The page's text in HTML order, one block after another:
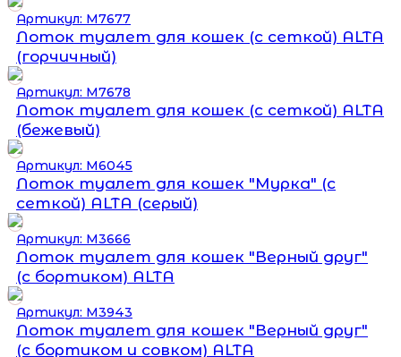
Артикул: М7677
Лоток туалет для кошек (с сеткой) ALTA
(горчичный)
Артикул: М7678
Лоток туалет для кошек (с сеткой) ALTA
(бежевый)
Артикул: М6045
Лоток туалет для кошек "Мурка" (с
сеткой) ALTA (серый)
Артикул: М3666
Лоток туалет для кошек "Верный друг"
(с бортиком) ALTA
Артикул: М3943
Лоток туалет для кошек "Верный друг"
(с бортиком и совком) ALTA